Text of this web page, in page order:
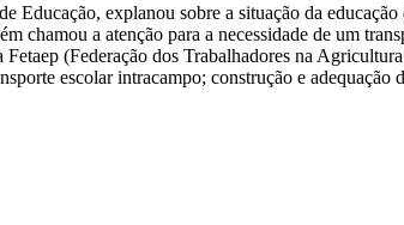
explanou sobre a situação da
chamou a atenção para a necessidade de um
Fetaep (Federação dos Trabalhadores na
escolar intracampo; construção e adequação